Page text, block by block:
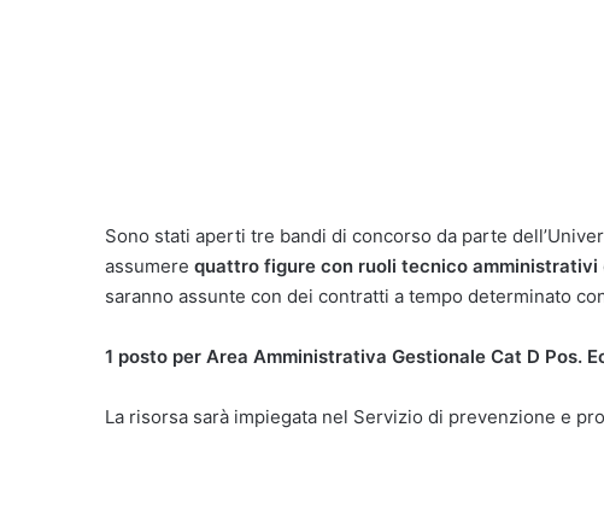
Sono stati aperti tre bandi di concorso da parte
assumere quattro figure con ruoli tecnico amministrativi
saranno assunte con dei contratti a tempo determinato
1 posto per Area Amministrativa Gestionale Cat D Pos.
La risorsa sarà impiegata nel Servizio di prevenzione e